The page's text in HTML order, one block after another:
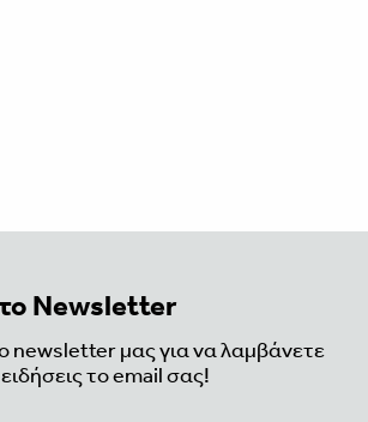
Newsletter
newsletter μας για να λαμβάνετε
το email σας!